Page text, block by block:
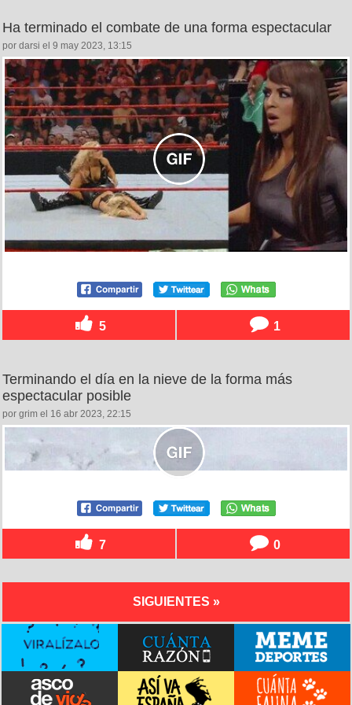
Ha terminado el combate de una forma espectacular
por darsi el 9 may 2023, 13:15
5 1
Terminando el día en la nieve de la forma más
espectacular posible
por grim el 16 abr 2023, 22:15
7 0
SIGUIENTES »